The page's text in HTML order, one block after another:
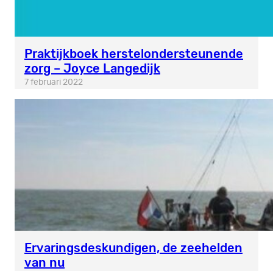
Praktijkboek herstelondersteunende
zorg – Joyce Langedijk
7 februari 2022
Ervaringsdeskundigen, de zeehelden
van nu